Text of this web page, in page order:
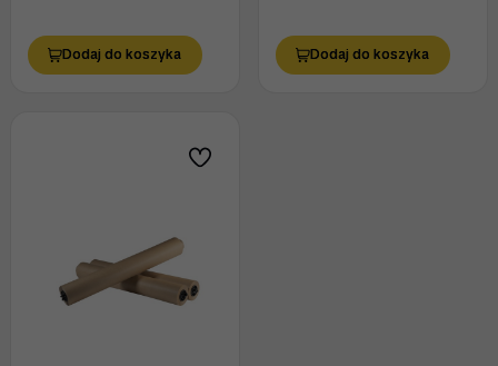
Dodaj do koszyka Dodaj do koszyka